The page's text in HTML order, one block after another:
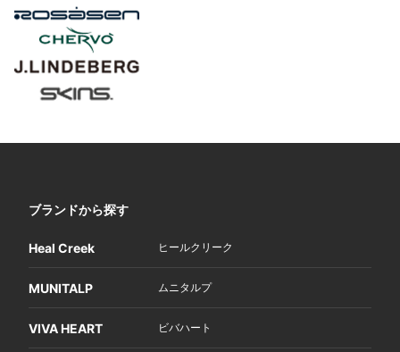
ブランドから探す
Heal Creek ヒールクリーク
MUNITALP ムニタルプ
VIVA HEART ビバハート